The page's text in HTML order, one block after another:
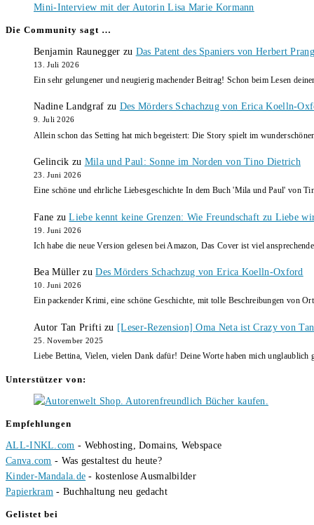
Mini-Interview mit der Autorin Lisa Marie Kormann
Die Community sagt …
Benjamin Raunegger zu Das Patent des Spaniers von Herbert
13. Juli 2026
Ein sehr gelungener und neugierig machender Beitrag! Schon beim Lesen
Nadine Landgraf zu Des Mörders Schachzug von Erica Koelln-
9. Juli 2026
Allein schon das Setting hat mich begeistert: Die Story spielt im
Gelincik zu Mila und Paul: Sonne im Norden von Tino Dietrich
23. Juni 2026
Eine schöne und ehrliche Liebesgeschichte In dem Buch 'Mila und Paul' von
Fane zuLiebe kennt keine Grenzen: Wie Freundschaft zu Liebe
19. Juni 2026
Ich habe die neue Version gelesen bei Amazon, Das Cover ist viel
Bea Müller zuDes Mörders Schachzug von Erica Koelln-Oxford
10. Juni 2026
Ein packender Krimi, eine schöne Geschichte, mit tolle Beschreibungen von
Autor Tan Prifti zu [Leser-Rezension] Oma Neta ist Crazy von
25. November 2025
Liebe Bettina, Vielen, vielen Dank dafür! Deine Worte haben mich unglaublich
Unterstützer von:
Empfehlungen
ALL-INKL.com - Webhosting, Domains, Webspace
Canva.com - Was gestaltest du heute?
Kinder-Mandala.de - kostenlose Ausmalbilder
Papierkram - Buchhaltung neu gedacht
Gelistet bei